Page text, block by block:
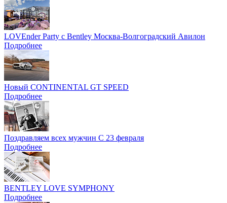
LOVEnder Party с Bentley Москва-Волгоградский Авилон
Подробнее
Новый CONTINENTAL GT SPEED
Подробнее
Поздравляем всех мужчин С 23 февраля
Подробнее
BENTLEY LOVE SYMPHONY
Подробнее